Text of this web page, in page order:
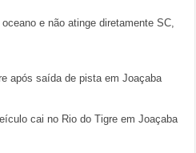
e não atinge diretamente SC,
após saída de pista em Joaçaba
cai no Rio do Tigre em Joaçaba